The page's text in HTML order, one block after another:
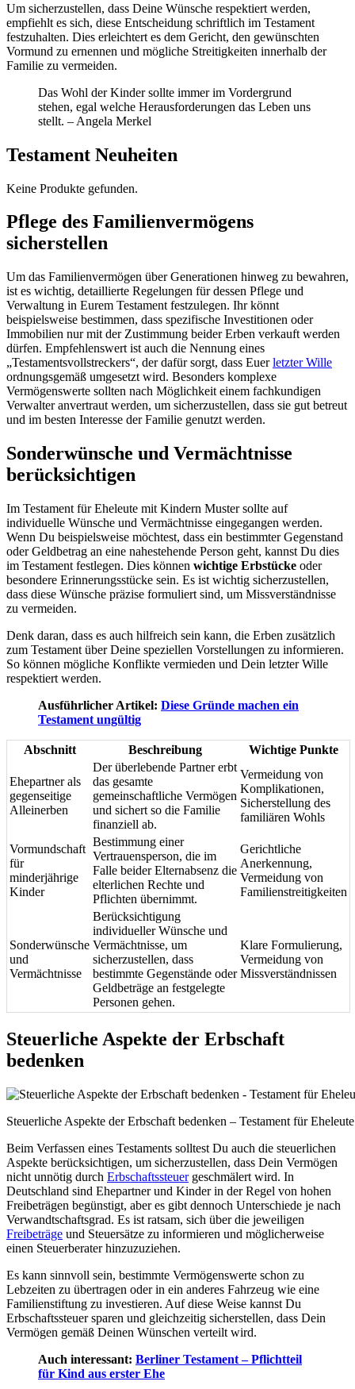
Um sicherzustellen, dass Deine Wünsche respektiert werden,
empfiehlt es sich, diese Entscheidung schriftlich im Testament
festzuhalten. Dies erleichtert es dem Gericht, den gewünschten
Vormund zu ernennen und mögliche Streitigkeiten innerhalb der
Familie zu vermeiden.
Das Wohl der Kinder sollte immer im Vordergrund
stehen, egal welche Herausforderungen das Leben uns
stellt. – Angela Merkel
Testament Neuheiten
Keine Produkte gefunden.
Pflege des Familienvermögens
sicherstellen
Um das Familienvermögen über Generationen hinweg zu bewahren,
ist es wichtig, detaillierte Regelungen für dessen Pflege und
Verwaltung in Eurem Testament festzulegen. Ihr könnt
beispielsweise bestimmen, dass spezifische Investitionen oder
Immobilien nur mit der Zustimmung beider Erben verkauft werden
dürfen. Empfehlenswert ist auch die Nennung eines
„Testamentsvollstreckers“, der dafür sorgt, dass Euerletzter Wille
ordnungsgemäß umgesetzt wird. Besonders komplexe
Vermögenswerte sollten nach Möglichkeit einem fachkundigen
Verwalter anvertraut werden, um sicherzustellen, dass sie gut betreut
und im besten Interesse der Familie genutzt werden.
Sonderwünsche und Vermächtnisse
berücksichtigen
Im Testament für Eheleute mit Kindern Muster sollte auf
individuelle Wünsche und Vermächtnisse eingegangen werden.
Wenn Du beispielsweise möchtest, dass ein bestimmter Gegenstand
oder Geldbetrag an eine nahestehende Person geht, kannst Du dies
im Testament festlegen. Dies können wichtige Erbstücke oder
besondere Erinnerungsstücke sein. Es ist wichtig sicherzustellen,
dass diese Wünsche präzise formuliert sind, um Missverständnisse
zu vermeiden.
Denk daran, dass es auch hilfreich sein kann, die Erben zusätzlich
zum Testament über Deine speziellen Vorstellungen zu informieren.
So können mögliche Konflikte vermieden und Dein letzter Wille
respektiert werden.
Ausführlicher Artikel: Diese Gründe machen ein
Testament ungültig
Abschnitt Beschreibung Wichtige Punkte
Ehepartner als
gegenseitige
Alleinerben
Der überlebende Partner erbt
das gesamte
gemeinschaftliche Vermögen
und sichert so die Familie
finanziell ab.
Vermeidung von
Komplikationen,
Sicherstellung des
familiären Wohls
Vormundschaft
für
minderjährige
Kinder
Bestimmung einer
Vertrauensperson, die im
Falle beider Elternabsenz die
elterlichen Rechte und
Pflichten übernimmt.
Gerichtliche
Anerkennung,
Vermeidung von
Familienstreitigkeiten
Sonderwünsche
und
Vermächtnisse
Berücksichtigung
individueller Wünsche und
Vermächtnisse, um
sicherzustellen, dass
bestimmte Gegenstände oder
Geldbeträge an festgelegte
Personen gehen.
Klare Formulierung,
Vermeidung von
Missverständnissen
Steuerliche Aspekte der Erbschaft
bedenken
Steuerliche Aspekte der Erbschaft bedenken – Testament für
Beim Verfassen eines Testaments solltest Du auch die steuerlichen
Aspekte berücksichtigen, um sicherzustellen, dass Dein Vermögen
nicht unnötig durch Erbschaftssteuergeschmälert wird. In
Deutschland sind Ehepartner und Kinder in der Regel von hohen
Freibeträgen begünstigt, aber es gibt dennoch Unterschiede je nach
Verwandtschaftsgrad. Es ist ratsam, sich über die jeweiligen
Freibeträge und Steuersätze zu informieren und möglicherweise
einen Steuerberater hinzuzuziehen.
Es kann sinnvoll sein, bestimmte Vermögenswerte schon zu
Lebzeiten zu übertragen oder in ein anderes Fahrzeug wie eine
Familienstiftung zu investieren. Auf diese Weise kannst Du
Erbschaftssteuer sparen und gleichzeitig sicherstellen, dass Dein
Vermögen gemäß Deinen Wünschen verteilt wird.
Auch interessant: Berliner Testament – Pflichtteil
für Kind aus erster Ehe